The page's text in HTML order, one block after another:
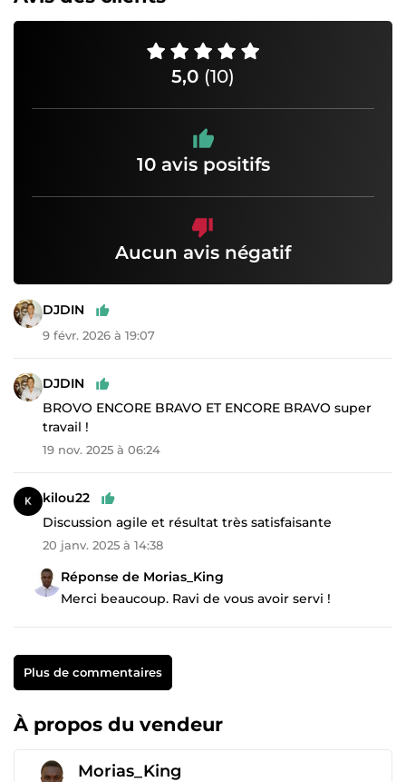
5,0 (10)
10 avis positifs
Aucun avis négatif
DJDIN
9 févr. 2026 à 19:07
DJDIN
BROVO ENCORE BRAVO ET ENCORE BRAVO super
travail !
19 nov. 2025 à 06:24
kilou22
Discussion agile et résultat très satisfaisante
20 janv. 2025 à 14:38
Réponse de Morias_King
Merci beaucoup. Ravi de vous avoir servi !
Plus de commentaires
À propos du vendeur
Morias_King